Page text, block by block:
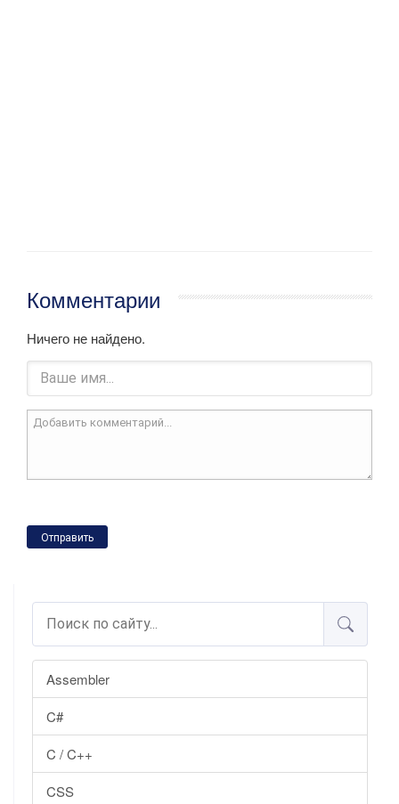
Assembler
C#
C / C++
CSS
Комментарии
Ничего не найдено.
Отправить